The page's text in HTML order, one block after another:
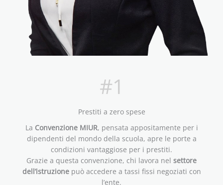
#1
Prestiti a zero spese
La Convenzione MIUR, pensata appositamente per i
dipendenti del mondo della scuola, apre le porte a
condizioni vantaggiose per i prestiti.
Grazie a questa convenzione, chi lavora nel settore
dell’istruzionepuò accedere a tassi fissi negoziati con
l’ente.